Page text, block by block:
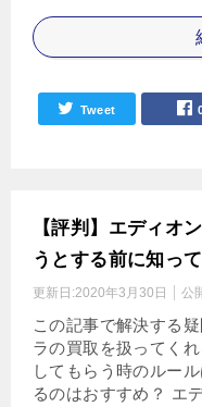
Tweet
【評判】エディオ
うとする前に知っ
更新日:2020年3月30日 公
この記事で解決する
ラの買取を扱ってく
してもらう時のルー
るのはおすすめ？ エ